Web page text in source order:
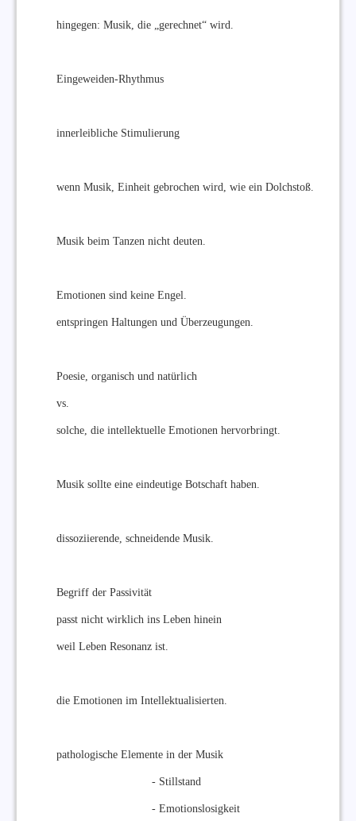
hingegen: Musik, die „gerechnet“ wird.
Eingeweiden-Rhythmus
innerleibliche Stimulierung
wenn Musik, Einheit gebrochen wird, wie ein Dolchstoß.
Musik beim Tanzen nicht deuten.
Emotionen sind keine Engel.
entspringen Haltungen und Überzeugungen.
Poesie, organisch und natürlich
vs.
solche, die intellektuelle Emotionen hervorbringt.
Musik sollte eine eindeutige Botschaft haben.
dissoziierende, schneidende Musik.
Begriff der Passivität
passt nicht wirklich ins Leben hinein
weil Leben Resonanz ist.
die Emotionen im Intellektualisierten.
pathologische Elemente in der Musik
- Stillstand
- Emotionslosigkeit